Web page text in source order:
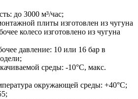
до 3000 м³/час;
плиты изготовлен из чугуна
колесо изготовлено из чугуна
давление: 10 или 16 бар в
среды: -10°С, макс.
окружающей среды: +40°С;